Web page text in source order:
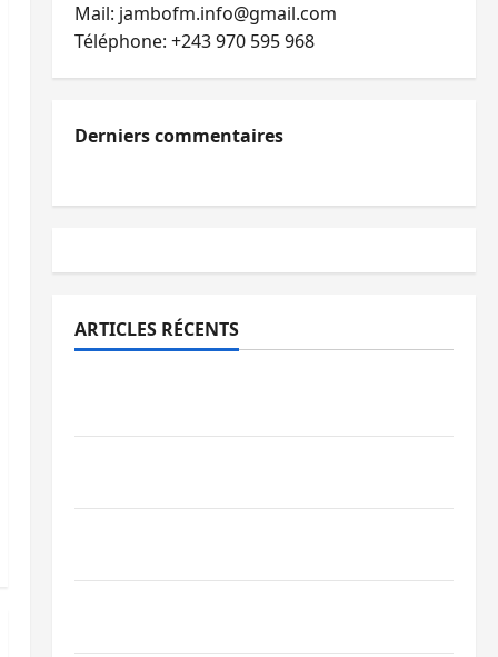
Mail: jambofm.info@gmail.com
Téléphone: +243 970 595 968
Derniers commentaires
ARTICLES RÉCENTS